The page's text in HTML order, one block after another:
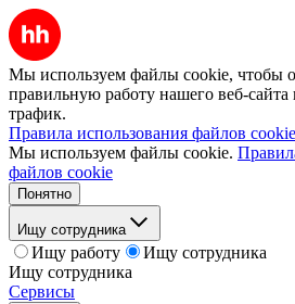
Мы используем файлы cookie, чтобы
правильную работу нашего веб-сайта
трафик.
Правила использования файлов cookie
Мы используем файлы cookie.
файлов cookie
Понятно
Ищу сотрудника
Ищу работу
Ищу сотрудника
Ищу сотрудника
Сервисы